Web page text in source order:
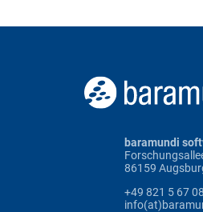
baramundi
86159
+49 821 5 67